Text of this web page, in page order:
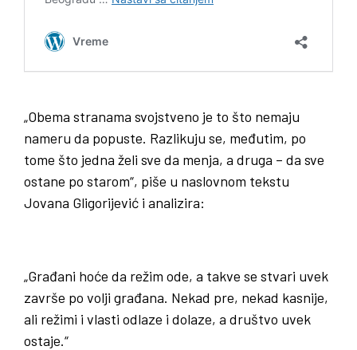
„Obema stranama svojstveno je to što nemaju
nameru da popuste. Razlikuju se, međutim, po
tome što jedna želi sve da menja, a druga – da sve
ostane po starom“, piše u naslovnom tekstu
Jovana Gligorijević i analizira:
„Građani hoće da režim ode, a takve se stvari uvek
završe po volji građana. Nekad pre, nekad kasnije,
ali režimi i vlasti odlaze i dolaze, a društvo uvek
ostaje.“